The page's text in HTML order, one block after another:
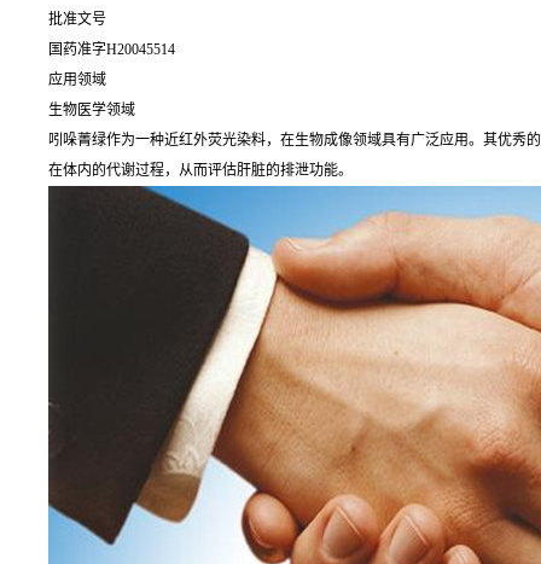
批准文号
国药准字H20045514
应用领域
生物医学领域
吲哚菁绿作为一种近红外荧光染料，在生物成像领域具有广泛应用。其优秀
在体内的代谢过程，从而评估肝脏的排泄功能。